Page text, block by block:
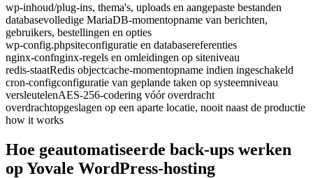
wp-inhoud/plug-ins, thema's, uploads en aangepaste bestanden
databasevolledige MariaDB-momentopname van berichten,
gebruikers, bestellingen en opties
wp-config.phpsiteconfiguratie en databasereferenties
nginx-confnginx-regels en omleidingen op siteniveau
redis-staatRedis objectcache-momentopname indien ingeschakeld
cron-configconfiguratie van geplande taken op systeemniveau
versleutelenAES-256-codering vóór overdracht
overdrachtopgeslagen op een aparte locatie, nooit naast de productie
how it works
Hoe geautomatiseerde back-ups werken
op Yovale WordPress-hosting